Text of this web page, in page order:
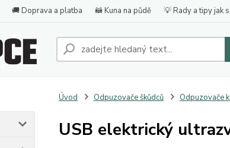
🚚 Doprava a platba 🦝 Kuna na půdě 💡 Rady a tipy jak
Úvod Odpuzovače škůdců Odpuzovače
USB elektrický